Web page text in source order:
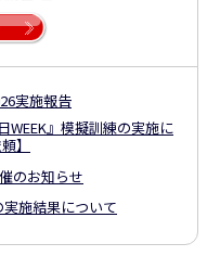
実施報告
WEEK』模擬訓練の実施に
】
のお知らせ
施結果について